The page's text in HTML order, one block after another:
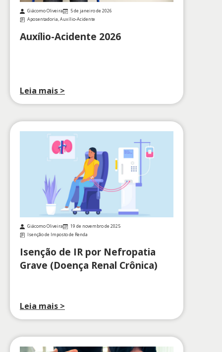
Giácomo Oliveira
5 de janeiro de 2026
Aposentadoria,Auxílio-Acidente
Auxílio-Acidente 2026
Leia mais >
Giácomo Oliveira
19 de novembro de 2025
Isenção de Imposto de Renda
Isenção de IR por Nefropatia
Grave (Doença Renal Crônica)
Leia mais >